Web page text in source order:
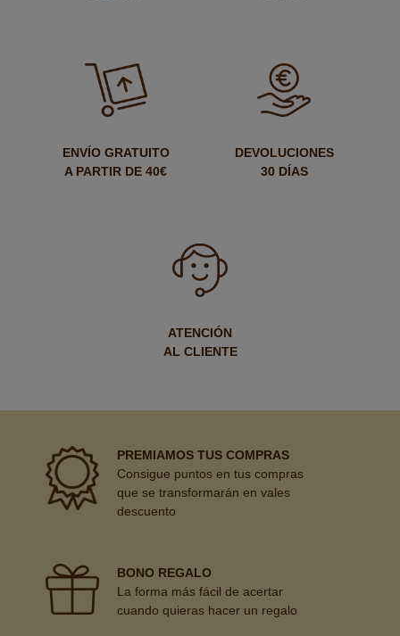
ENVÍO GRATUITO
A PARTIR DE 40€
DEVOLUCIONES
30 DÍAS
ATENCIÓN
AL CLIENTE
PREMIAMOS TUS COMPRAS
Consigue puntos en tus compras
que se transformarán en vales
descuento
BONO REGALO
La forma más fácil de acertar
cuando quieras hacer un regalo